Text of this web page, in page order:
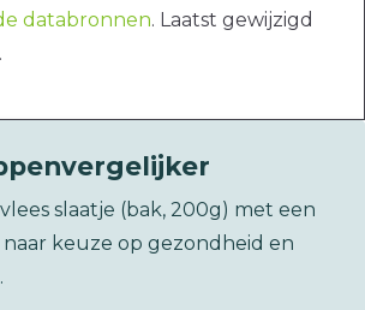
databronnen. Laatst gewijzigd
slaatje (bak, 200g) met een
keuze op gezondheid en